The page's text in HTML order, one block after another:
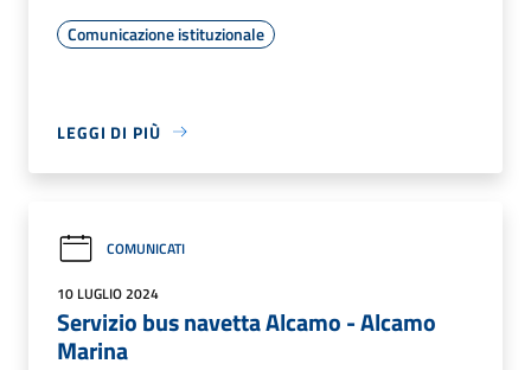
Comunicazione istituzionale
LEGGI DI PIÙ
COMUNICATI
10 LUGLIO 2024
Servizio bus navetta Alcamo - Alcamo
Marina